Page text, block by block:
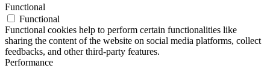
Functional
Functional
Functional cookies help to perform certain functionalities like
sharing the content of the website on social media platforms, collect
feedbacks, and other third-party features.
Performance